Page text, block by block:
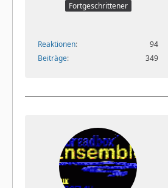
Fortgeschrittener
Reaktionen
94
Beiträge
349